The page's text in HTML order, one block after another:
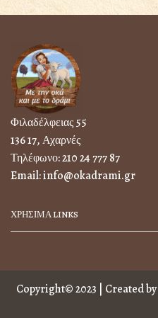
Φιλαδέλφειας 55
136 17, Αχαρνές
Τηλέφωνο:210 24 777 87
Email:info@okadrami.gr
ΧΡΗΣΙΜΑ LINKS
Copyright© 2023 | Created by